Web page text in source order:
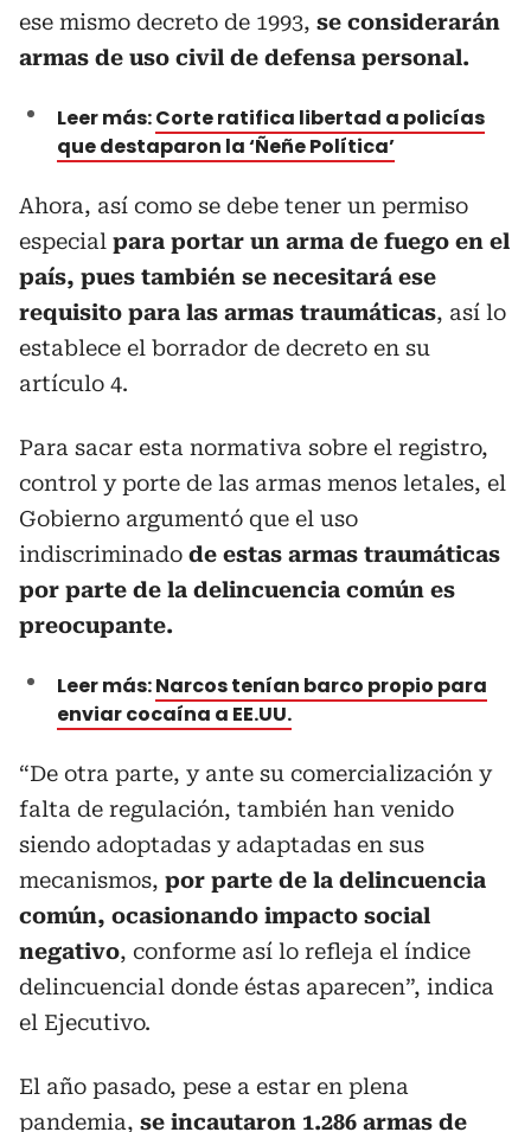
ese mismo decreto de 1993, se considerarán
armas de uso civil de defensa personal.
Leer más:Corte ratifica libertad a policías
que destaparon la ‘Ñeñe Política’
Ahora, así como se debe tener un permiso
especial para portar un arma de fuego en el
país, pues también se necesitará ese
requisito para las armas traumáticas, así lo
establece el borrador de decreto en su
artículo 4.
Para sacar esta normativa sobre el registro,
control y porte de las armas menos letales, el
Gobierno argumentó que el uso
indiscriminado de estas armas traumáticas
por parte de la delincuencia común es
preocupante.
Leer más:Narcos tenían barco propio para
enviar cocaína a EE.UU.
“De otra parte, y ante su comercialización y
falta de regulación, también han venido
siendo adoptadas y adaptadas en sus
mecanismos, por parte de la delincuencia
común, ocasionando impacto social
negativo, conforme así lo refleja el índice
delincuencial donde éstas aparecen”, indica
el Ejecutivo.
El año pasado, pese a estar en plena
pandemia, se incautaron 1.286 armas de